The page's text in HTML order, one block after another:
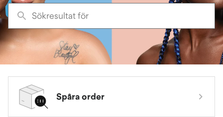
Sökresultat
för
Spåra order